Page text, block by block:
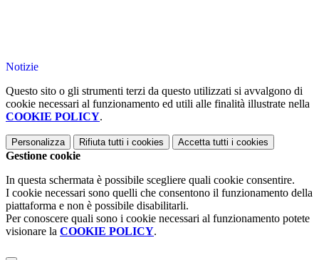
Notizie
Questo sito o gli strumenti terzi da questo utilizzati si avvalgono di
cookie necessari al funzionamento ed utili alle finalità illustrate nella
COOKIE POLICY.
Personalizza Rifiuta tutti i cookies Accetta tutti i cookies
Gestione cookie
In questa schermata è possibile scegliere quali cookie consentire.
I cookie necessari sono quelli che consentono il funzionamento della
piattaforma e non è possibile disabilitarli.
Per conoscere quali sono i cookie necessari al funzionamento potete
visionare la COOKIE POLICY.